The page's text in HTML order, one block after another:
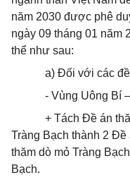
năm 2030 được phê
ngày 09 tháng 01 năm
thể như sau:
a) Đối với các
- Vùng Uông Bí
+ Tách Đề án
Tràng Bạch thành 2
thăm dò mỏ Tràng
Bạch.